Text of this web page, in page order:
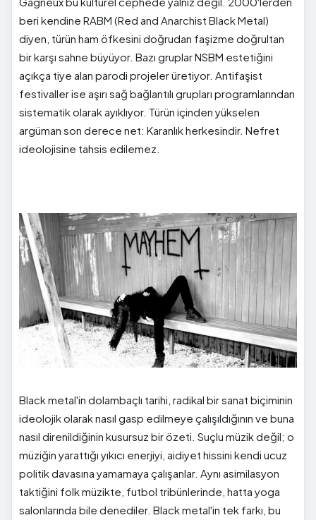
beri kendine RABM (Red and Anarchist Black Metal)
diyen, türün ham öfkesini doğrudan faşizme doğrultan
bir karşı sahne büyüyor. Bazı gruplar NSBM estetiğini
açıkça tiye alan parodi projeler üretiyor. Antifaşist
festivaller ise aşırı sağ bağlantılı grupları programlarından
sistematik olarak ayıklıyor. Türün içinden yükselen
argüman son derece net: Karanlık herkesindir. Nefret
ideolojisine tahsis edilemez.
Black metal'in dolambaçlı tarihi, radikal bir sanat biçiminin
ideolojik olarak nasıl gasp edilmeye çalışıldığının ve buna
nasıl direnildiğinin kusursuz bir özeti. Suçlu müzik değil; o
müziğin yarattığı yıkıcı enerjiyi, aidiyet hissini kendi ucuz
politik davasına yamamaya çalışanlar. Aynı asimilasyon
taktiğini folk müzikte, futbol tribünlerinde, hatta yoga
salonlarında bile denediler. Black metal'in tek farkı, bu